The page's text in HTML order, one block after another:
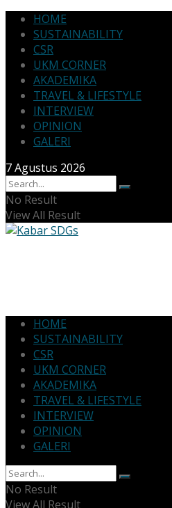
HOME
SUSTAINABILITY
CSR
UKM CORNER
AKADEMIKA
TRAVEL & LIFESTYLE
INTERVIEW
OPINION
GALERI
7 Agustus 2026
No Result
View All Result
HOME
SUSTAINABILITY
CSR
UKM CORNER
AKADEMIKA
TRAVEL & LIFESTYLE
INTERVIEW
OPINION
GALERI
No Result
View All Result